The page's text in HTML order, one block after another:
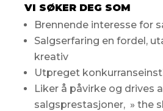
VI SØKER DEG SOM
Brennende interesse for
Salgserfaring en fordel,
kreativ
Utpreget
Liker å påvirke og drives
salgsprestasjoner, » the